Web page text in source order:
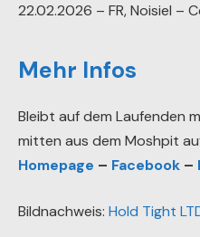
22.02.2026 – FR, Noisiel –
Mehr Infos
Bleibt auf dem Laufenden
mitten aus dem Moshpit
Homepage – Facebook –
Bildnachweis: Hold Tight